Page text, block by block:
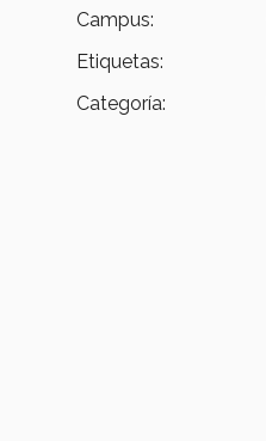
Campus:
Etiquetas:
Categoría: